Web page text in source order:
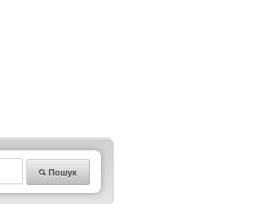
Пошук